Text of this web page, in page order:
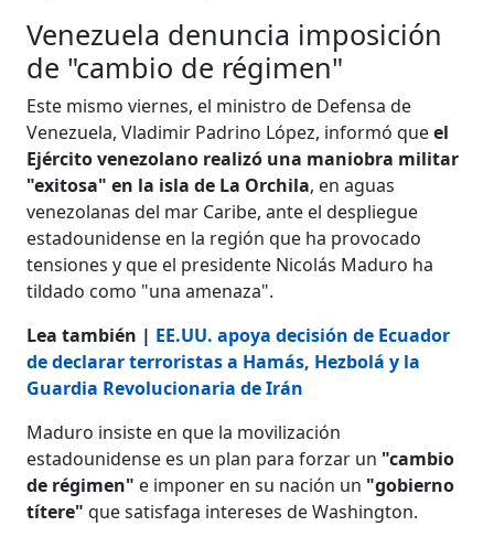
Venezuela denuncia imposición
de "cambio de régimen"
Este mismo viernes, el ministro de Defensa de
Venezuela, Vladimir Padrino López, informó queel
Ejército venezolano realizó una maniobra militar
"exitosa" en la isla de La Orchila, en aguas
venezolanas del mar Caribe, ante el despliegue
estadounidense en la región que ha provocado
tensiones y que el presidente Nicolás Maduro ha
tildado como "una amenaza".
Lea también | EE.UU. apoya decisión de Ecuador
de declarar terroristas a Hamás, Hezbolá y la
Guardia Revolucionaria de Irán
Maduro insiste en que la movilización
estadounidense es un plan para forzar un "cambio
de régimen" e imponer en su nación un "gobierno
títere"que satisfaga intereses de Washington.